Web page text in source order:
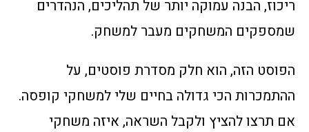
ריכוז, הבנה עמוקה יותר של תהליכים, הנהדרים
שמספקים המשחקים מעבר למשחק.
הפוסט הזה, הוא חלק מסדרת פוסטים, על
ההתמכרות הכי גדולה בחיים שלי למשחקי קופסה.
אם תרצו להציץ ולקבל השראה, איזה משחקי